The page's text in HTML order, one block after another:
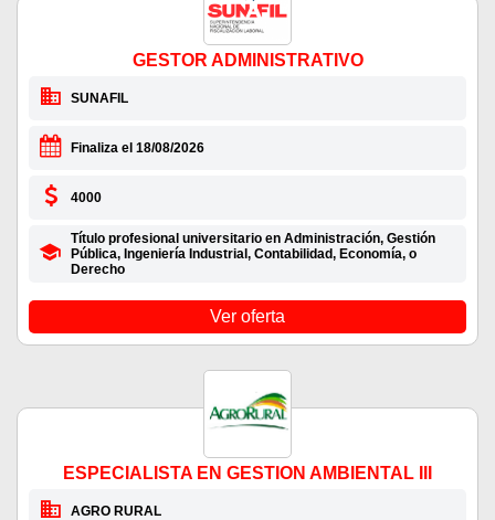
GESTOR ADMINISTRATIVO
SUNAFIL
Finaliza el 18/08/2026
4000
Título profesional universitario en Administración, Gestión
Pública, Ingeniería Industrial, Contabilidad, Economía, o
Derecho
Ver oferta
ESPECIALISTA EN GESTION AMBIENTAL III
AGRO RURAL